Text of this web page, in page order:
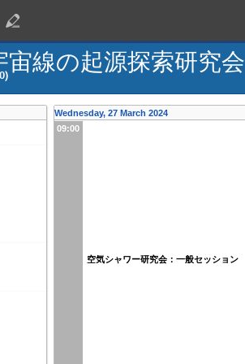
線の起源探索研究会
Wednesday, 27 March 2024
09:00
空気シャワー研究会：一般セッション